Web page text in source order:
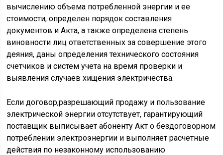
вычислению объема потребленной энергии и ее
стоимости, определен порядок составления
документов и Акта, а также определена степень
виновности лиц ответственных за совершение этого
деяния, даны определения технического состояния
счетчиков и систем учета на время проверки и
выявления случаев хищения электричества.
Если договор,разрешающий продажу и пользование
электрической энергии отсутствует, гарантирующий
поставщик выписывает абоненту Акт о бездоговорном
потреблении электроэнергии и выполняет расчетные
действия по незаконному использованию